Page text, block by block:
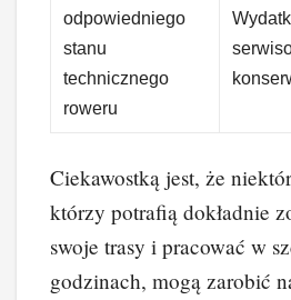
odpowiedniego
stanu
technicznego
roweru
Ciekawostką jest, że
którzy potrafią dokładnie
swoje trasy i pracować w
godzinach, mogą zarobić